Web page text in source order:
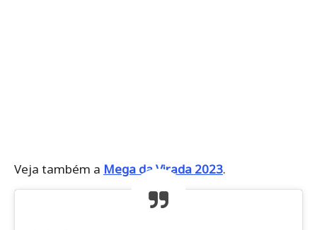
Veja também a Mega da Virada 2023.